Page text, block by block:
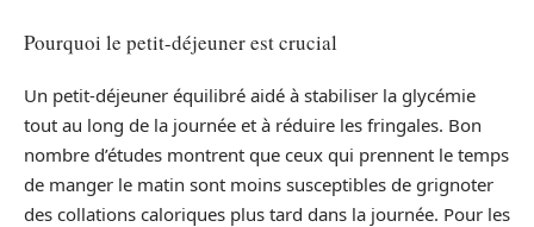
Pourquoi le petit-déjeuner est crucial
Un petit-déjeuner équilibré aidé à stabiliser la glycémie
tout au long de la journée et à réduire les fringales. Bon
nombre d’études montrent que ceux qui prennent le temps
de manger le matin sont moins susceptibles de grignoter
des collations caloriques plus tard dans la journée. Pour les